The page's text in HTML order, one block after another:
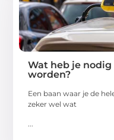
Wat heb je
worden?
Een baan waar je de
zeker wel wat